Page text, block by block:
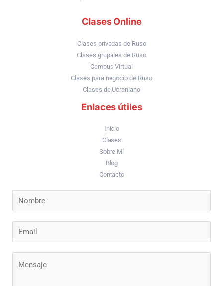
Clases Online
Clases privadas de Ruso
Clases grupales de Ruso
Campus Virtual
Clases para negocio de Ruso
Clases de Ucraniano
Enlaces útiles
Inicio
Clases
Sobre Mí
Blog
Contacto
*